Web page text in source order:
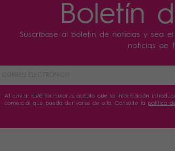
Boletín
Suscríbase al boletín de noticias y sea
noticias de
Al enviar este formulario, acepto que la información
comercial que pueda derivarse de ella. Consulte la política